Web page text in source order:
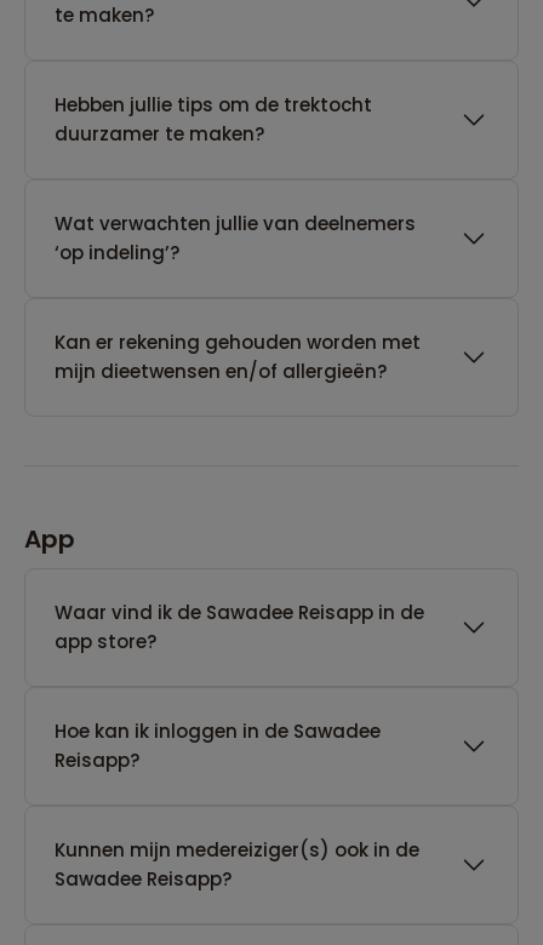
te maken?
Hebben jullie tips om de trektocht
duurzamer te maken?
Wat verwachten jullie van deelnemers
‘op indeling’?
Kan er rekening gehouden worden met
mijn dieetwensen en/of allergieën?
App
Waar vind ik de Sawadee Reisapp in de
app store?
Hoe kan ik inloggen in de Sawadee
Reisapp?
Kunnen mijn medereiziger(s) ook in de
Sawadee Reisapp?